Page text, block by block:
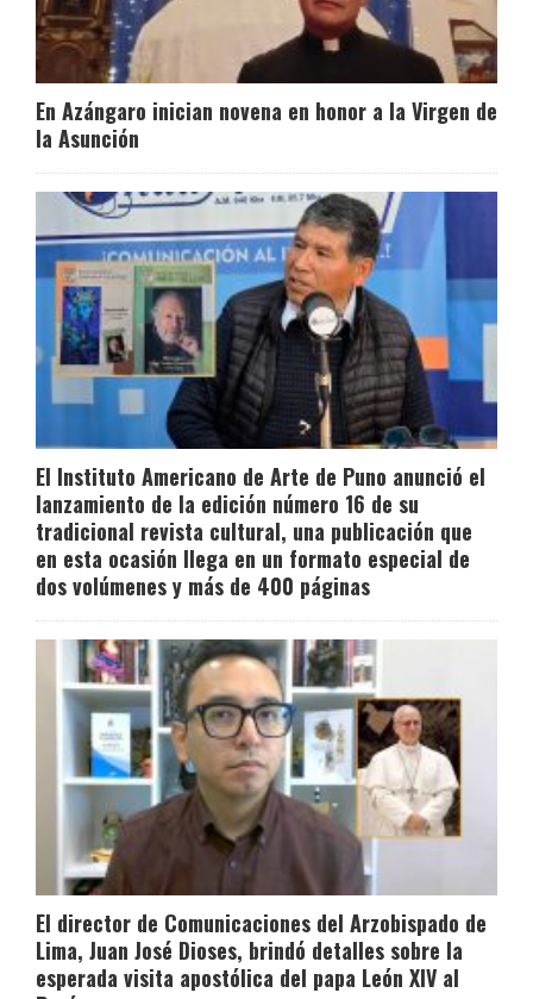
En Azángaro inician novena en honor a la Virgen de
la Asunción
El Instituto Americano de Arte de Puno anunció el
lanzamiento de la edición número 16 de su
tradicional revista cultural, una publicación que
en esta ocasión llega en un formato especial de
dos volúmenes y más de 400 páginas
El director de Comunicaciones del Arzobispado de
Lima, Juan José Dioses, brindó detalles sobre la
esperada visita apostólica del papa León XIV al